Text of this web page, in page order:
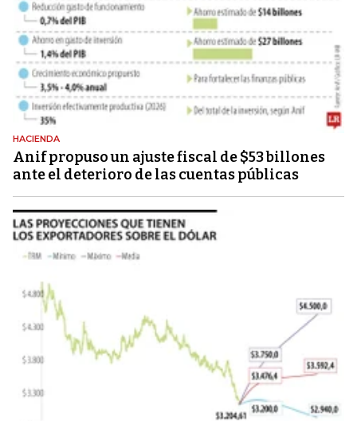
HACIENDA
Anif propuso un ajuste fiscal de $53 billones
ante el deterioro de las cuentas públicas